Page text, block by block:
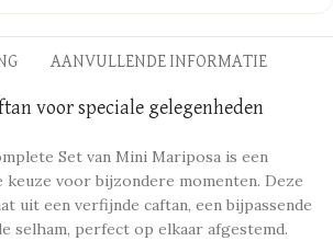
AANVULLENDE INFORMATIE
voor speciale gelegenheden
Set van Mini Mariposa is een
voor bijzondere momenten. Deze
uit een verfijnde caftan, een bijpassende
selham, perfect op elkaar afgestemd.